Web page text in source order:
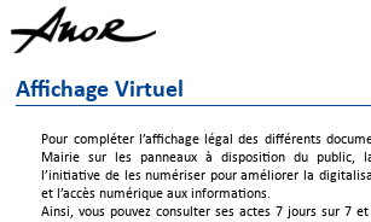
Affichage Virtuel
Pour compléter l’affichage légal des différents
Mairie sur les panneaux à disposition du public,
l’initiative de les numériser pour améliorer la
et l’accès numérique aux informations.
Ainsi, vous pouvez consulter ses actes 7 jours sur 7